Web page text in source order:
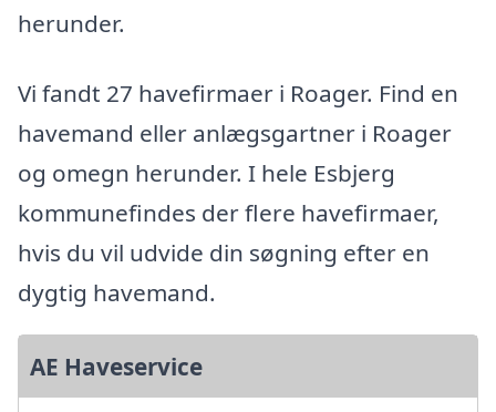
herunder.
Vi fandt 27 havefirmaer i Roager. Find en
havemand eller anlægsgartner i Roager
og omegn herunder. I hele Esbjerg
kommunefindes der flere havefirmaer,
hvis du vil udvide din søgning efter en
dygtig havemand.
AE Haveservice